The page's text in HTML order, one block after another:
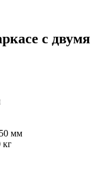
с двумя
мм
кг